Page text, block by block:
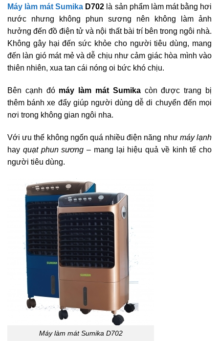
Máy làm mát Sumika D702 là sản phẩm làm mát bằng hơi
nước nhưng không phun sương nên không làm ảnh
hưởng đến đồ điện tử và nội thất bài trí bên trong ngôi nhà.
Không gây hại đến sức khỏe cho người tiêu dùng, mang
đến làn gió mát mẻ và dễ chịu như cảm giác hòa mình vào
thiên nhiên, xua tan cái nóng oi bức khó chịu.
Bên cạnh đó máy làm mát Sumikacòn được trang bị
thêm bánh xe đẩy giúp người dùng dễ di chuyển đến mọi
nơi trong không gian ngôi nha.
Với ưu thế không ngốn quá nhiều điện năng như máy lạnh
hay quạt phun sương – mang lại hiệu quả về kinh tế cho
người tiêu dùng.
Máy làm mát Sumika D702